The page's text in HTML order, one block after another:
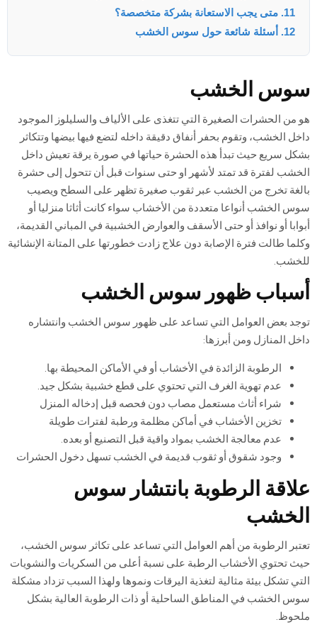
11. متى يجب الاستعانة بشركة متخصصة؟
12. أسئلة شائعة حول سوس الخشب
سوس الخشب
هو من الحشرات الصغيرة التي تتغذى على الألياف والسليلوز الموجود
داخل الخشب، وتقوم بحفر أنفاق دقيقة داخله لتضع فيها بيضها وتتكاثر
بشكل سريع حيث تبدأ هذه الحشرة حياتها في صورة يرقة تعيش داخل
الخشب لفترة قد تمتد لأشهر او حتى سنوات قبل أن تتحول إلى حشرة
بالغة تخرج من الخشب عبر ثقوب صغيرة تظهر على السطح ويصيب
سوس الخشب أنواعا متعددة من الأخشاب سواء كانت أثاثا منزليا أو
أبوابا أو نوافذ أو حتى الأسقف والعوارض الخشبية في المباني القديمة،
وكلما طالت فترة الإصابة دون علاج زادت خطورتها على المتانة الإنشائية
للخشب.
أسباب ظهور سوس الخشب
توجد بعض العوامل التي تساعد على ظهور سوس الخشب وانتشاره
داخل المنازل ومن أبرزها:
الرطوبة الزائدة في الأخشاب أو في الأماكن المحيطة بها.
عدم تهوية الغرف التي تحتوي على قطع خشبية بشكل جيد.
شراء أثاث مستعمل مصاب دون فحصه قبل إدخاله المنزل
تخزين الأخشاب في أماكن مظلمة ورطبة لفترات طويلة
عدم معالجة الخشب بمواد واقية قبل التصنيع أو بعده.
وجود شقوق أو ثقوب قديمة في الخشب تسهل دخول الحشرات
علاقة الرطوبة بانتشار سوس
الخشب
تعتبر الرطوبة من أهم العوامل التي تساعد على تكاثر سوس الخشب،
حيث تحتوي الأخشاب الرطبة على نسبة أعلى من السكريات والنشويات
التي تشكل بيئة مثالية لتغذية اليرقات ونموها ولهذا السبب تزداد مشكلة
سوس الخشب في المناطق الساحلية أو ذات الرطوبة العالية بشكل
ملحوظ.